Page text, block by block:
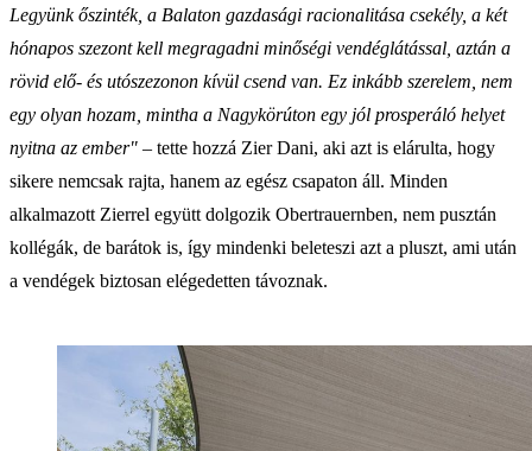
Legyünk őszinték, a Balaton gazdasági racionalitása csekély, a két
hónapos szezont kell megragadni minőségi vendéglátással, aztán a
rövid elő- és utószezonon kívül csend van. Ez inkább szerelem, nem
egy olyan hozam, mintha a Nagykörúton egy jól prosperáló helyet
nyitna az ember" – tette hozzá Zier Dani, aki azt is elárulta, hogy
sikere nemcsak rajta, hanem az egész csapaton áll. Minden
alkalmazott Zierrel együtt dolgozik Obertrauernben, nem pusztán
kollégák, de barátok is, így mindenki beleteszi azt a pluszt, ami után
a vendégek biztosan elégedetten távoznak.